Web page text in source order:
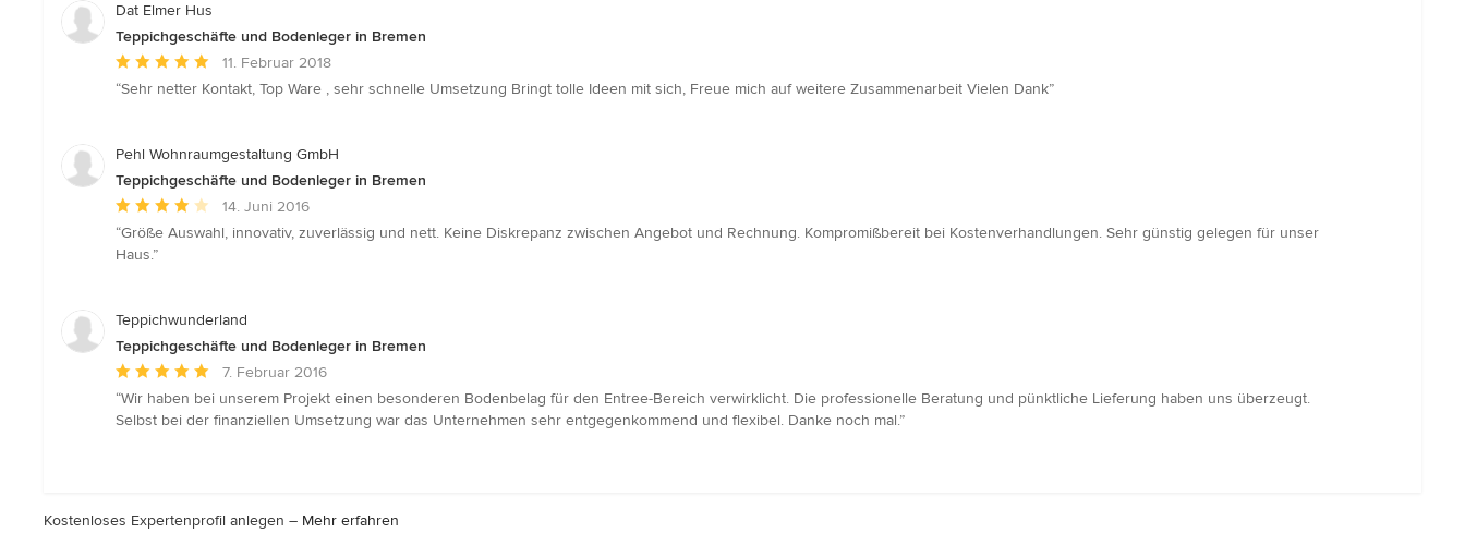
Dat Elmer Hus
Teppichgeschäfte und Bodenleger in Bremen
Durchschnittliche
Bewertung:
5
11. Februar 2018
“Sehr netter Kontakt, Top Ware , sehr schnelle Umsetzung Bringt tolle Ideen mit sich, Freue mich auf weitere Zusammenarbeit Vielen Dank”
Pehl Wohnraumgestaltung GmbH
Teppichgeschäfte und Bodenleger in Bremen
Durchschnittliche
Bewertung:
4
Sternen
14. Juni 2016
“Größe Auswahl, innovativ, zuverlässig und nett. Keine Diskrepanz zwischen Angebot und Rechnung. Kompromißbereit bei Kostenverhandlungen. Sehr günstig gelegen für unser
Haus.”
Teppichwunderland
Teppichgeschäfte und Bodenleger in Bremen
Durchschnittliche
Bewertung:
5
7. Februar 2016
“Wir haben bei unserem Projekt einen besonderen Bodenbelag für den Entree-Bereich verwirklicht. Die professionelle Beratung und pünktliche Lieferung haben uns überzeugt.
Selbst bei der finanziellen Umsetzung war das Unternehmen sehr entgegenkommend und flexibel. Danke noch mal.”
Kostenloses Expertenprofil anlegen – Mehr erfahren